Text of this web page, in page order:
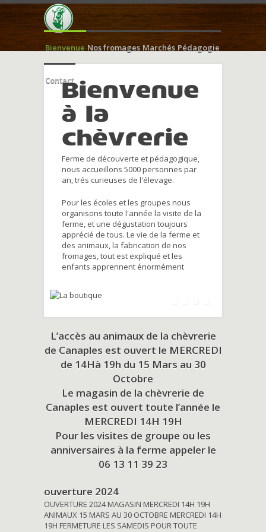
Bienvenue Nos fromages Marchés Pédagogie
ContactBienvenue
à la
chèvrerie
Ferme de découverte et pédagogique,
nous accueillons 5000 personnes par
an, trés curieuses de l'élevage.
Pour les écoles et les groupes nous
organisons toute l'année la visite de la
ferme, et une dégustation toujours
apprécié de tous. Le vie de la ferme et
des animaux, la fabrication de nos
fromages, tout est expliqué et les
enfants apprennent énormément
L’accès au animaux de la chèvrerie
de Canaples est ouvert le MERCREDI
de 14Hà 19h du 15 Mars au 30
Octobre
Le magasin de la chèvrerie de
Canaples est ouvert toute l’année le
MERCREDI 14H 19H
Pour les visites de groupe ou les
anniversaires à la ferme appeler le
06 13 11 39 23
ouverture 2024
OUVERTURE 2024 MAGASIN MERCREDI 14H 19H
ANIMAUX 15 MARS AU 30 OCTOBRE MERCREDI 14H
19H FERMETURE LES SAMEDIS POUR TOUTE